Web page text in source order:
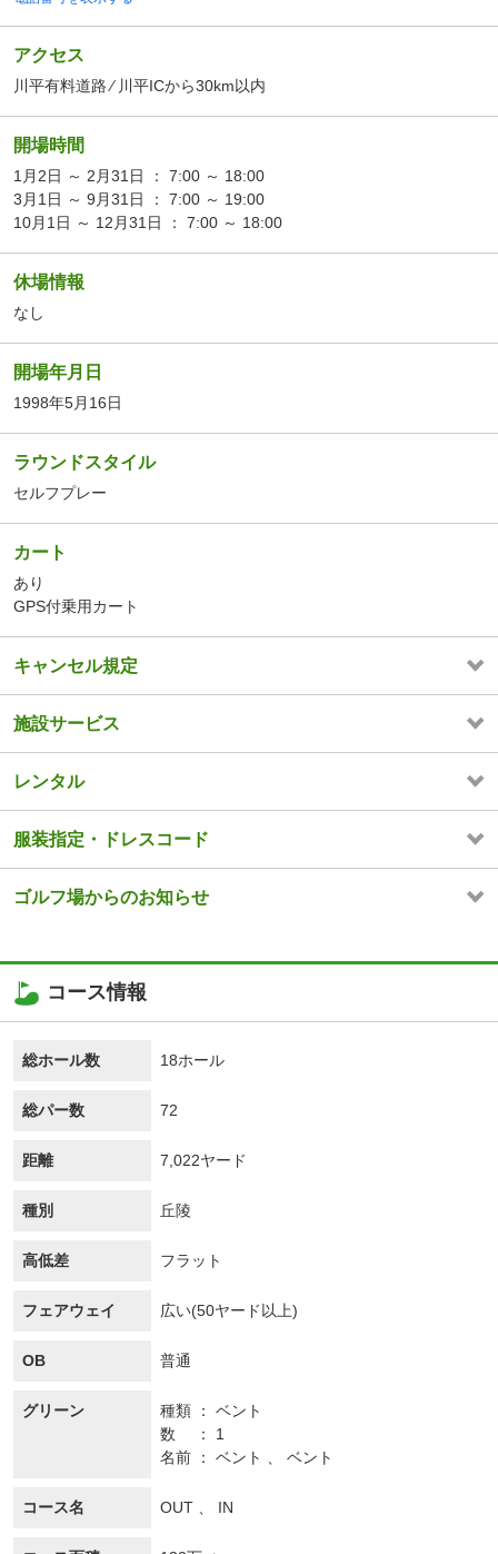
アクセス
川平有料道路 ⁄ 川平ICから30km以内
開場時間
1月2日 ～ 2月31日 ： 7:00 ～ 18:00
3月1日 ～ 9月31日 ： 7:00 ～ 19:00
10月1日 ～ 12月31日 ： 7:00 ～ 18:00
休場情報
なし
開場年月日
1998年5月16日
ラウンドスタイル
セルフプレー
カート
あり
GPS付乗用カート
キャンセル規定
施設サービス
レンタル
服装指定・ドレスコード
ゴルフ場からのお知らせ
コース情報
総ホール数 18ホール
総パー数 72
距離 7,022ヤード
種別 丘陵
高低差 フラット
フェアウェイ 広い(50ヤード以上)
OB 普通
グリーン 種類
ベント
数
1
名前
ベント 、 ベント
コース名 OUT 、 IN